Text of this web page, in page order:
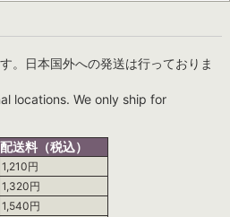
。日本国外への発送は行っておりま
locations. We only ship for
配送料（税込）
1,210円
1,320円
1,540円